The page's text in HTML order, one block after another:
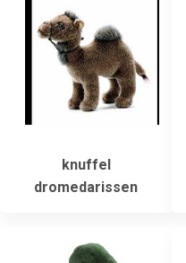
knuffel
dromedarissen